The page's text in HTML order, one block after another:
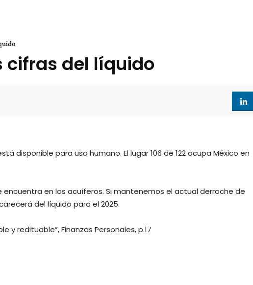
cifras del líquido
disponible para uso humano. El lugar 106 de 122 ocupa México en
encuentra en los acuíferos. Si mantenemos el actual derroche de
del líquido para el 2025.
y redituable”, Finanzas Personales, p.17